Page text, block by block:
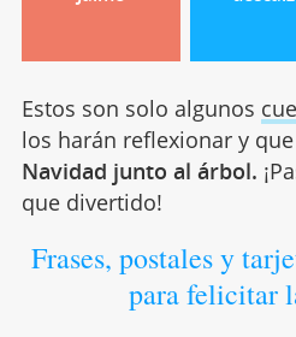
Estos son solo algunos
los harán reflexionar y que
Navidad junto al árbol.
que divertido!
Frases, postales y
para felicitar